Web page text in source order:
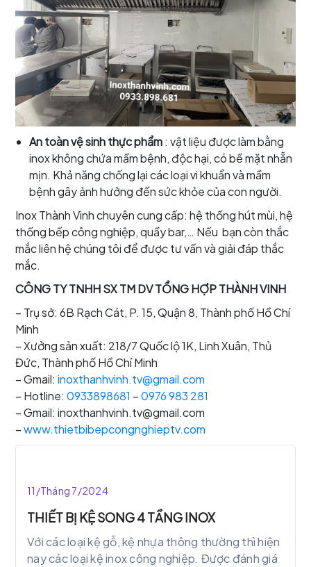
An toàn vệ sinh thực phẩm: vật liệu được làm bằng
inox không chứa mầm bệnh, độc hại, có bề mặt nhẵn
mịn. Khả năng chống lại các loại vi khuẩn và mầm
bệnh gây ảnh hưởng đến sức khỏe của con người.
Inox Thành Vinh chuyên cung cấp: hệ thống hút mùi, hệ
thống bếp công nghiệp, quầy bar,… Nếu bạn còn thắc
mắc liên hệ chúng tôi để được tư vấn và giải đáp thắc
mắc.
CÔNG TY TNHH SX TM DV TỔNG HỢP THÀNH VINH
– Trụ sở: 6B Rạch Cát, P. 15, Quận 8, Thành phố Hồ Chí
Minh
– Xưởng sản xuất: 218/7 Quốc lộ 1K, Linh Xuân, Thủ
Đức, Thành phố Hồ Chí Minh
– Gmail: inoxthanhvinh.tv@gmail.com
– Hotline: 0933898681 –0976 983 281
– Gmail: inoxthanhvinh.tv@gmail.com
–www.thietbibepcongnghieptv.com
11/Tháng 7/2024
THIẾT BỊ KỆ SONG 4 TẦNG INOX
Với các loại kệ gỗ, kệ nhựa thông thường thì hiện
nay các loại kệ inox công nghiệp. Được đánh giá